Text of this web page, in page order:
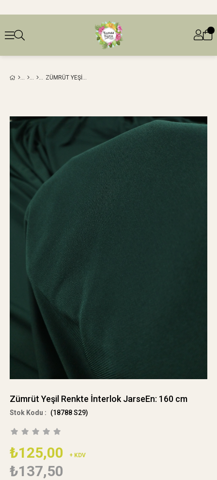
ZÜMRÜT YEŞIL RENKTE İNTERLOK JARSEEN: 160 CM
Zümrüt Yeşil Renkte İnterlok JarseEn: 160 cm
(18788 S29)
₺125,00 + KDV
₺137,50